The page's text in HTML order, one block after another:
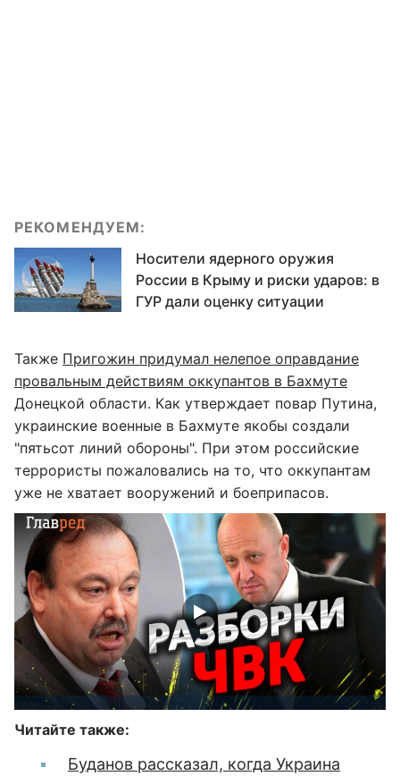
РЕКОМЕНДУЕМ:
Носители ядерного оружия
России в Крыму и риски ударов: в
ГУР дали оценку ситуации
Также Пригожин придумал нелепое оправдание
провальным действиям оккупантов в Бахмуте
Донецкой области. Как утверждает повар Путина,
украинские военные в Бахмуте якобы создали
"пятьсот линий обороны". При этом российские
террористы пожаловались на то, что оккупантам
уже не хватает вооружений и боеприпасов.
Читайте также:
Буданов рассказал, когда Украина